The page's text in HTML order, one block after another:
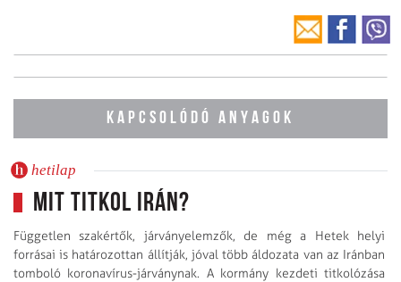
KAPCSOLÓDÓ ANYAGOK
hetilap
Mit titkol Irán?
Független szakértők, járványelemzők, de még a Hetek helyi
forrásai is határozottan állítják, jóval több áldozata van az Iránban
tomboló koronavírus-járványnak. A kormány kezdeti titkolózása